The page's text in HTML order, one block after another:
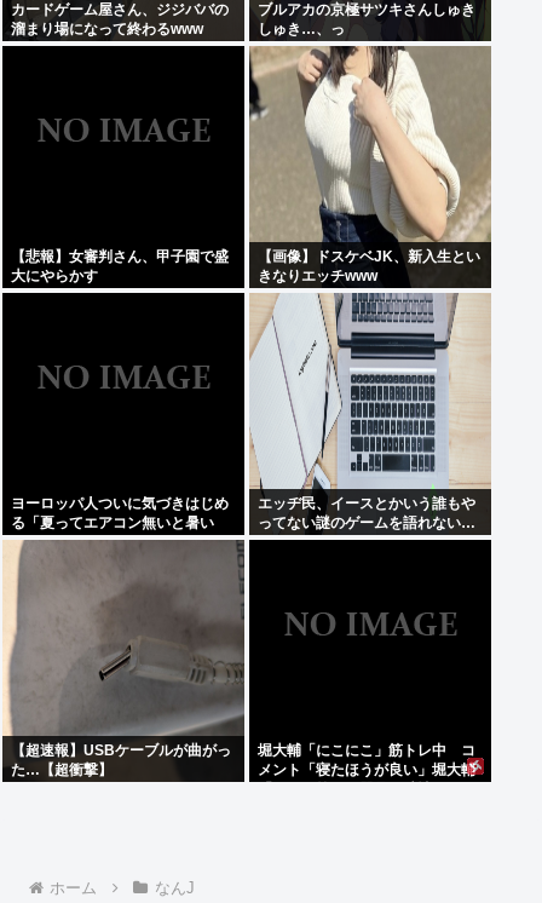
カードゲーム屋さん、ジジババの
溜まり場になって終わるwww
ブルアカの京極サツキさんしゅき
しゅき…、っ
【悲報】女審判さん、甲子園で盛
大にやらかす
【画像】ドスケベJK、新入生とい
きなりエッチwww
ヨーロッパ人ついに気づきはじめ
る「夏ってエアコン無いと暑い
わ」
エッヂ民、イースとかいう誰もや
ってない謎のゲームを語れない…
【超速報】USBケーブルが曲がっ
た…【超衝撃】
堀大輔「にこにこ」筋トレ中 コ
メント「寝たほうが良い」堀大輔
ホーム なんJ